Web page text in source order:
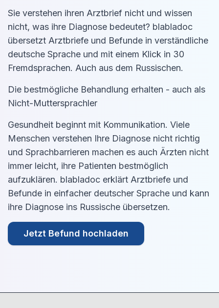
Sie verstehen ihren Arztbrief nicht und wissen
nicht, was ihre Diagnose bedeutet? blabladoc
übersetzt Arztbriefe und Befunde in verständliche
deutsche Sprache und mit einem Klick in 30
Fremdsprachen. Auch aus dem Russischen.
Die bestmögliche Behandlung erhalten - auch als
Nicht-Muttersprachler
Gesundheit beginnt mit Kommunikation. Viele
Menschen verstehen Ihre Diagnose nicht richtig
und Sprachbarrieren machen es auch Ärzten nicht
immer leicht, ihre Patienten bestmöglich
aufzuklären. blabladoc erklärt Arztbriefe und
Befunde in einfacher deutscher Sprache und kann
ihre Diagnose ins Russische übersetzen.
Jetzt Befund hochladen